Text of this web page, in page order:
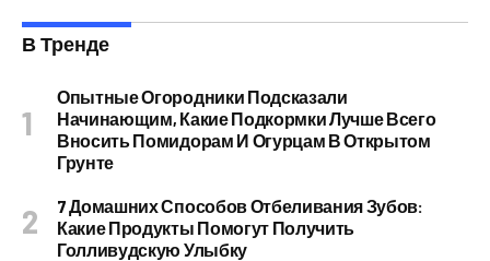
В Тренде
Опытные Огородники Подсказали
Начинающим, Какие Подкормки Лучше Всего
Вносить Помидорам И Огурцам В Открытом
Грунте
7 Домашних Способов Отбеливания Зубов:
Какие Продукты Помогут Получить
Голливудскую Улыбку